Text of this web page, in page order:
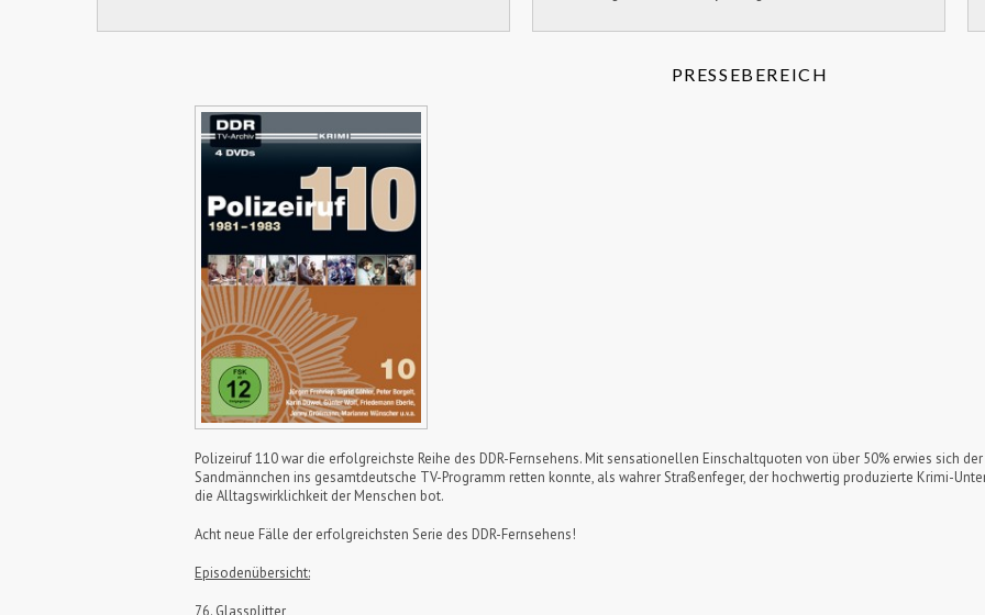
PRESSEBEREICH
Polizeiruf 110 war die erfolgreichste Reihe des DDR-Fernsehens. Mit sensationellen Einschaltquoten von über 50% erwies sich
Sandmännchen ins gesamtdeutsche TV-Programm retten konnte, als wahrer Straßenfeger, der hochwertig produzierte Krimi-
die Alltagswirklichkeit der Menschen bot.
Acht neue Fälle der erfolgreichsten Serie des DDR-Fernsehens!
Episodenübersicht: